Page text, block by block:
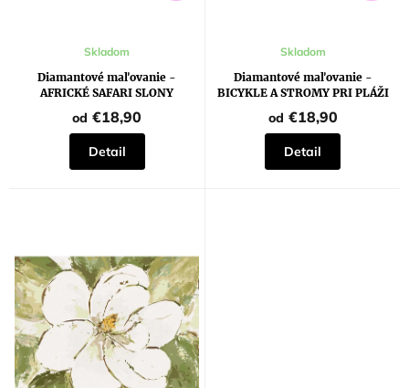
Diamantové maľovanie -
AFRICKÉ SAFARI SLONY
Skladom
od €18,90
Detail
Diamantové maľovanie -
BICYKLE A STROMY PRI PLÁŽI
Skladom
od €18,90
Detail